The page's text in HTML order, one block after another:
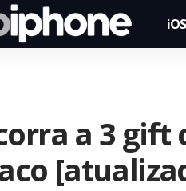
a 3 gift